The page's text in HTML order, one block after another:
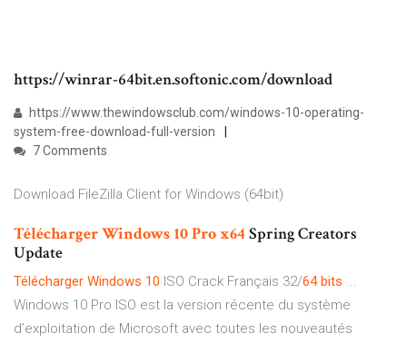
https://winrar-64bit.en.softonic.com/download
https://www.thewindowsclub.com/windows-10-operating-
system-free-download-full-version
7 Comments
Download FileZilla Client for Windows (64bit)
TéléchargerWindows10Prox64Spring Creators
Update
Télécharger Windows 10 ISO Crack Français 32/64 bits ...
Windows 10 Pro ISO est la version récente du système
d’exploitation de Microsoft avec toutes les nouveautés